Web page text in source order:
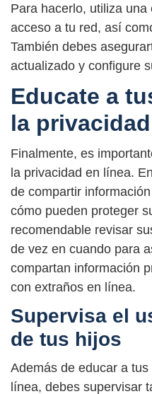
Para hacerlo, utiliza
acceso a tu red, así
También debes
actualizado y configure
Educate a
la
Finalmente, es
la privacidad en línea.
de compartir
cómo pueden proteger
recomendable revisar
de vez en cuando para
compartan información
con extraños en línea.
Supervisa el
de tus hijos
Además de educar a
línea, debes supervisar